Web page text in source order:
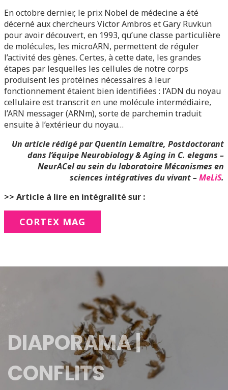
En octobre dernier, le prix Nobel de médecine a été
décerné aux chercheurs Victor Ambros et Gary Ruvkun
pour avoir découvert, en 1993, qu’une classe particulière
de molécules, les microARN, permettent de réguler
l’activité des gènes. Certes, à cette date, les grandes
étapes par lesquelles les cellules de notre corps
produisent les protéines nécessaires à leur
fonctionnement étaient bien identifiées : l’ADN du noyau
cellulaire est transcrit en une molécule intermédiaire,
l’ARN messager (ARNm), sorte de parchemin traduit
ensuite à l’extérieur du noyau…
Un article rédigé par Quentin Lemaitre, Postdoctorant
dans l’équipeNeurobiology & Aging in C. elegans –
NeurACel au sein du laboratoire Mécanismes en
sciences intégratives du vivant –MeLiS.
>> Article à lire en intégralité sur :
CORTEX MAG
DIAPORAMA |
CONFLITS